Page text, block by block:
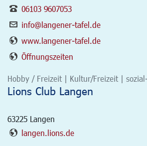
06103 9607053
info@langener-tafel.de
www.langener-tafel.de
Öffnungszeiten
Hobby / Freizeit | Kultur/Freizeit |
Lions Club Langen
63225 Langen
langen.lions.de